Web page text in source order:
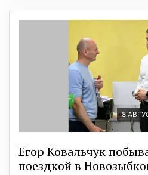
8
Егор Ковальчук
поездкой в